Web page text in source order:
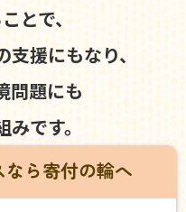
とで、
援にもなり、
問題にも
です。
ら寄付の輪へ